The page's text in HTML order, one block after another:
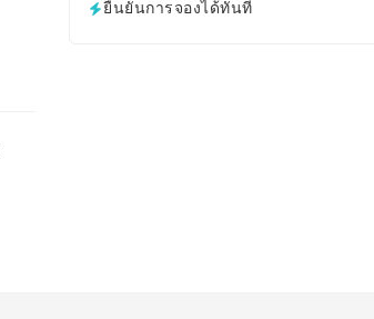
ยืนยันการจองได้ทันที